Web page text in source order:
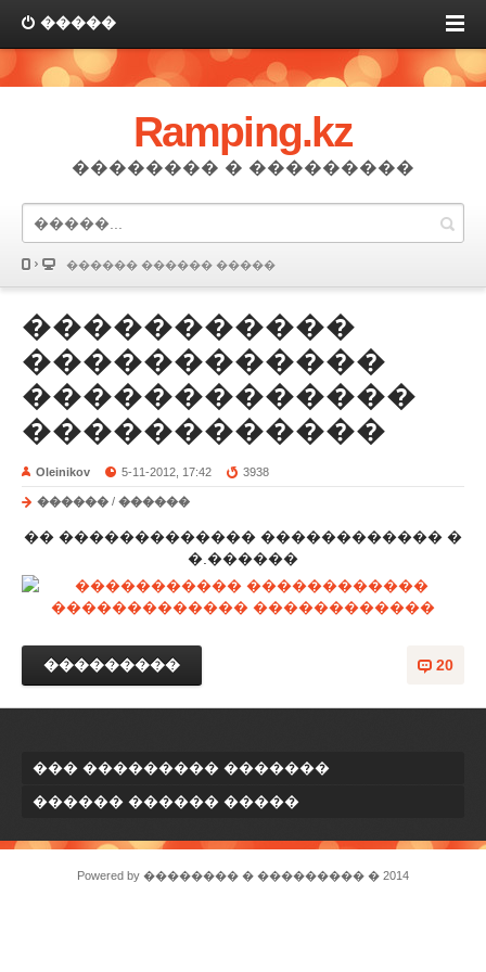
�����
Ramping.kz
�������� � ���������
������ ������ �����
�����������
������������
�������������
������������
Oleinikov 5-11-2012, 17:42 3938
������ / ������
�� ������������� ������������ �
�.������
20
���������
��� ��������� �������
������ ������ �����
Powered by �������� � ��������� � 2014